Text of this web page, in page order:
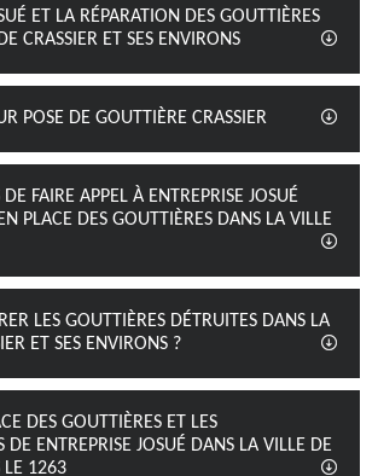
ET LA RÉPARATION DES GOUTTIÈRES
CRASSIER ET SES ENVIRONS
POSE DE GOUTTIÈRE CRASSIER
DE FAIRE APPEL À ENTREPRISE JOSUÉ
PLACE DES GOUTTIÈRES DANS LA VILLE
LES GOUTTIÈRES DÉTRUITES DANS LA
ET SES ENVIRONS ?
DES GOUTTIÈRES ET LES
DE ENTREPRISE JOSUÉ DANS LA VILLE DE
LE 1263